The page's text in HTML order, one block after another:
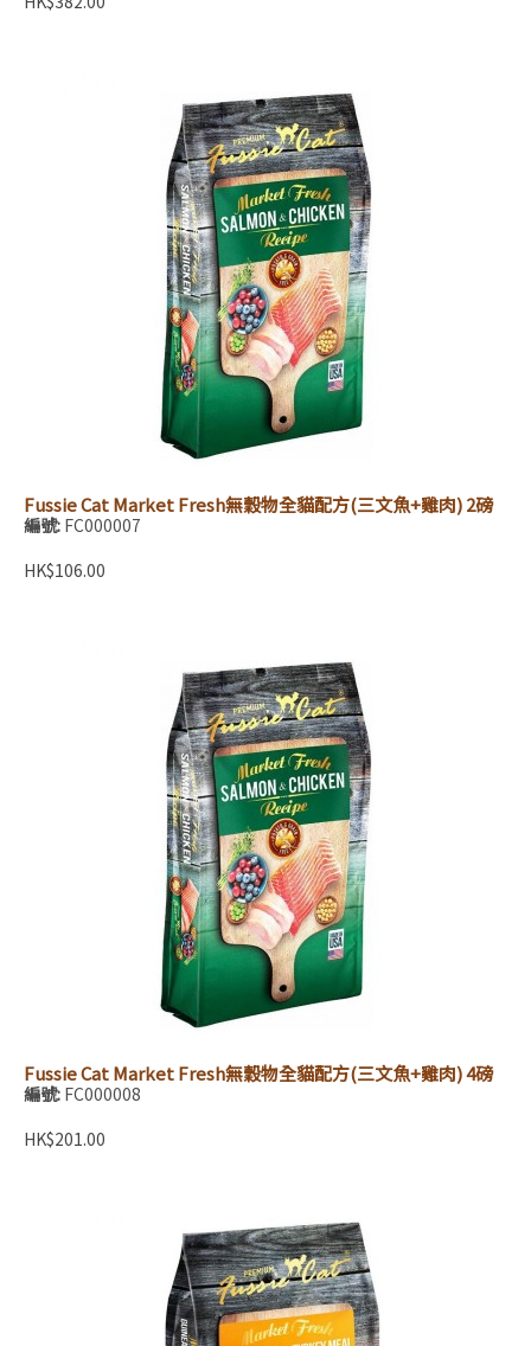
Fussie Cat Market Fresh無穀物全貓配方(三文魚+雞肉) 2磅
編號: FC000007
HK$106.00
Fussie Cat Market Fresh無穀物全貓配方(三文魚+雞肉) 4磅
編號: FC000008
HK$201.00